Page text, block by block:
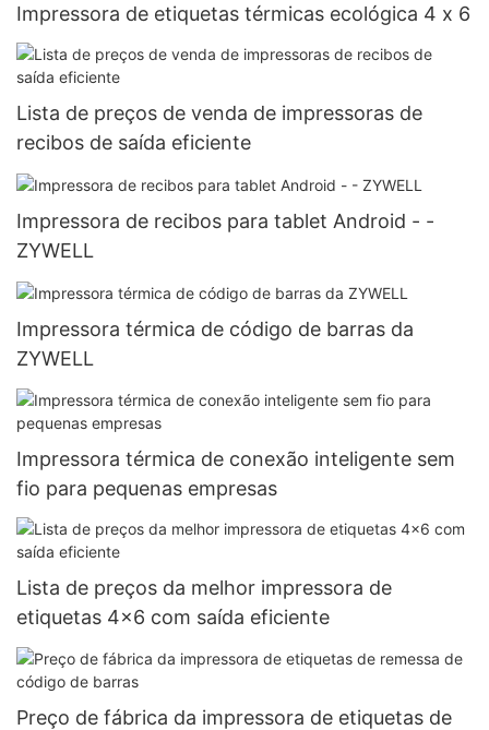
Impressora de etiquetas térmicas ecológica 4 x 6
Lista de preços de venda de impressoras de
recibos de saída eficiente
Impressora de recibos para tablet Android - -
ZYWELL
Impressora térmica de código de barras da
ZYWELL
Impressora térmica de conexão inteligente sem
fio para pequenas empresas
Lista de preços da melhor impressora de
etiquetas 4x6 com saída eficiente
Preço de fábrica da impressora de etiquetas de